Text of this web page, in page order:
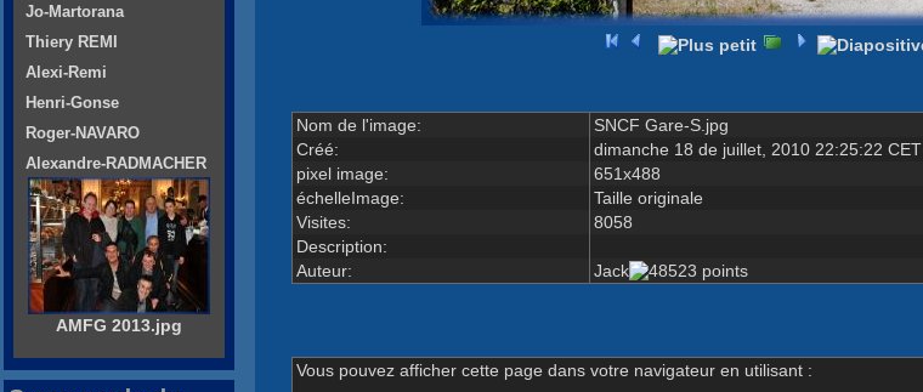
Nom de l'image:
SNCF Gare-S.jpg
Créé:
dimanche 18 de juillet, 2010 22:25:22 CET
pixel image:
651x488
échelleImage:
Taille originale
Visites:
8058
Description:
Auteur:
Jack
Vous pouvez afficher cette page dans votre navigateur en utilisant :
Jo-Martorana
Thiery REMI
Alexi-Remi
Henri-Gonse
Roger-NAVARO
Alexandre-RADMACHER
AMFG 2013.jpg